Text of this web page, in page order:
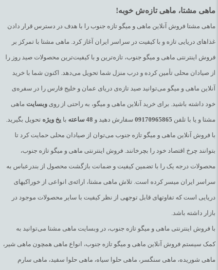
ماهی مشتا، ماهی تازه‌ش خوبه!
ماهی مشتا فروش آنلاین ماهی و میگو تازه جنوب را با هدف در دسترس قرار دادن
غذاهای دریایی تازه و با کیفیت در سراسر ایران آغاز کرد. ماهی مشتا با تمرکز بر
فروش اینترنتی ماهی و میگو جنوب، تازه‌ترین و با کیفیت‌ترین محصولات صید روز را
از صیادان محلی تأمین کرده و درب منزل شما تحویل می‌دهد. اکنون شما با خرید
آنلاین ماهی و میگو می‌توانید صید تازه‌ی دریای عمان و خلیج فارس را در سفره‌ی
خود داشته باشید. برای خرید آنلاین ماهی و میگو، به راحتی از روی وبسایت ماهی
مشتا و یا با تلفن 09170965865 سفارش دهید و 48 ساعته با یخ ویژه تحویل بگیرید.
با فروش آنلاین ماهی و میگو تازه جنوب می‌توان از صیادان محلی حمایت کرد تا
بتوانند چرخ اقتصاد خود را بچرخانند. فروش اینترنتی ماهی و میگو تازه جنوب،
محصولات درجه یک را با تضمین کیفیت و ضمانت بازگشت محصول از بندرعباس به
سراسر ایران میسر کرده است. تلاش ماهی مشتا، ارائه‌ی انواعی از خوراکیهای
دریایی است که تفاوتهای قابل توجهی از نظر کیفیت با سایر محصولات موجود در
بازار داشته باشد.
با فروش اینترنتی ماهی و میگو تازه جنوب، در وبسایت ماهی مشتا می‌توانید به
کمک سیستم فروش آنلاین ماهی و میگو تازه جنوب، انواع ماهی همچون ماهی شیر،
ماهی شوریده، ماهی سنگسر، ماهی حلوا سیاه، ماهی حلوا سفید، ماهی سارم